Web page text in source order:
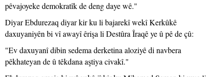
pêvajoyeke demokratîk de deng daye wê."
Diyar Ebdurezaq diyar kir ku li bajarekî wekî Kerkûkê
daxuyaniyên bi vî awayî êrişa li Destûra Îraqê ye û pê de çû:
"Ev daxuyanî dibin sedema derketina aloziyê di navbera
pêkhateyan de û têkdana aştiya civakî."